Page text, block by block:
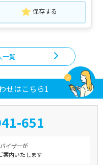
保存する
一覧
せはこちら1
651
イザーが
案内いたします